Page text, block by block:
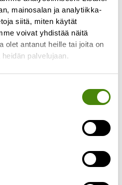
mainosalan ja analytiikka-
siitä, miten käytät
voivat yhdistää näitä
olet antanut heille tai joita on
palvelujaan.
henkilökunnan
alkaen. Jatkossa
vain parillisilla viikoilla
Aiemmin henkilökuntaa